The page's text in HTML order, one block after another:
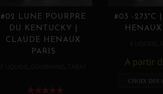
#02 LUNE POURPRE
DU KENTUCKY |
CLAUDE HENAUX
PARIS
, ,
#03 -273°C
HENAUX
,
A partir
CHOIX DES